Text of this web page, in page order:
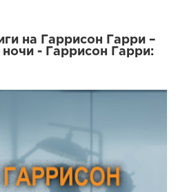
на Гаррисон Гарри –
- Гаррисон Гарри: